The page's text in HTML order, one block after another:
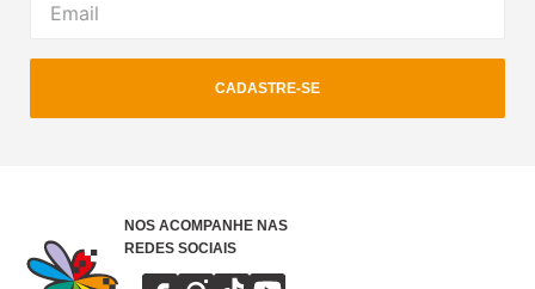
CADASTRE-SE
NOS ACOMPANHE NAS
REDES SOCIAIS